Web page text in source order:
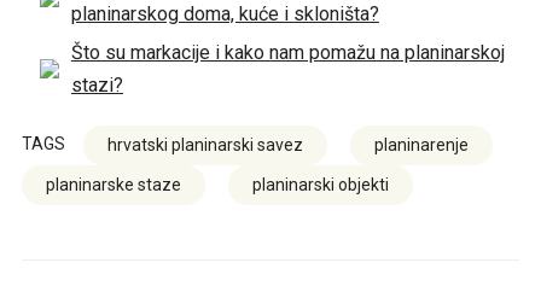
planinarskog doma, kuće i skloništa?
Što su markacije i kako nam pomažu na planinarskoj
stazi?
TAGS hrvatski planinarski savez planinarenje
planinarske staze planinarski objekti